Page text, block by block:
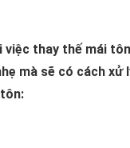
thay thế mái
mà sẽ có cách xử